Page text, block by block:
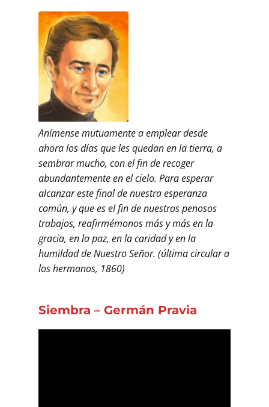
Anímense mutuamente a emplear desde
ahora los días que les quedan en la tierra, a
sembrar mucho, con el fin de recoger
abundantemente en el cielo. Para esperar
alcanzar este final de nuestra esperanza
común, y que es el fin de nuestros penosos
trabajos, reafirmémonos más y más en la
gracia, en la paz, en la caridad y en la
humildad de Nuestro Señor. (última circular a
los hermanos, 1860)
Siembra – Germán Pravia